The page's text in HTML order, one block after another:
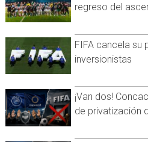
regreso del
FIFA cancela su
inversionistas
¡Van dos!
de privatización